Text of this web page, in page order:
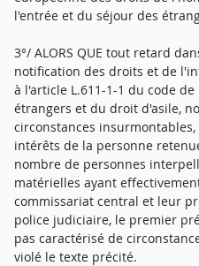
l'entrée et du séjour des
3°/ ALORS QUE tout retard
notification des droits et de
à l'article L.611-1-1 du code
étrangers et du droit d'asile,
circonstances
intérêts de la personne
nombre de personnes
matérielles ayant
commissariat central et leur
police judiciaire, le premier
pas caractérisé de
violé le texte précité.